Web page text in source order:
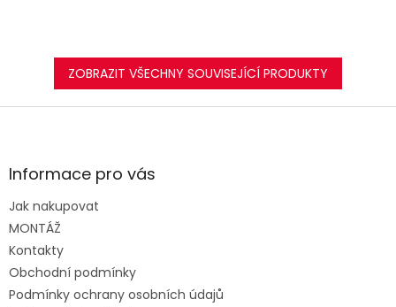
ZOBRAZIT VŠECHNY SOUVISEJÍCÍ PRODUKTY
Z
aInformace pro vás
Jak nakupovat
MONTÁŽ
Kontakty
Obchodní podmínky
Podmínky ochrany osobních údajů